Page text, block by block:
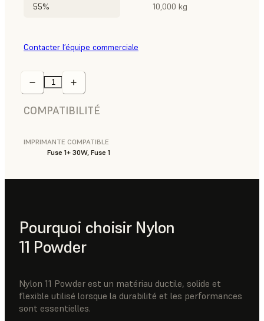
55% 10,000 kg
Contacter l’équipe commerciale
COMPATIBILITÉ
IMPRIMANTE COMPATIBLE
Fuse 1+ 30W, Fuse 1
Pourquoi choisir Nylon
11 Powder
Nylon 11 Powder est un matériau ductile, solide et
flexible utilisé lorsque la durabilité et les performances
sont essentielles.